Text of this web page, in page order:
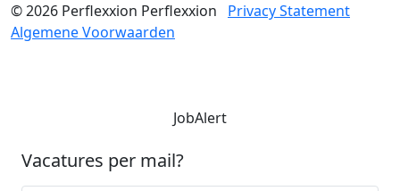
© 2026 Perflexxion Perflexxion
Privacy Statement
Algemene Voorwaarden
JobAlert
Vacatures per mail?